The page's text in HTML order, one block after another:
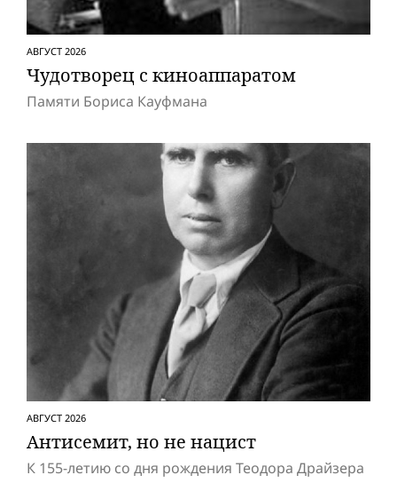
АВГУСТ 2026
Чудотворец с киноаппаратом
Памяти Бориса Кауфмана
АВГУСТ 2026
Антисемит, но не нацист
К 155-летию со дня рождения Теодора Драйзера